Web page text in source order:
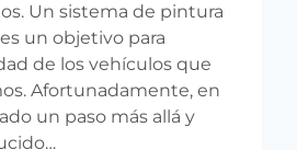
Un sistema de pintura
un objetivo para
de los vehículos que
Afortunadamente, en
un paso más allá y